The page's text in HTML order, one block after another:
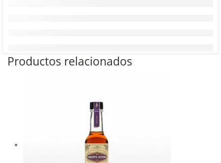
Productos relacionados